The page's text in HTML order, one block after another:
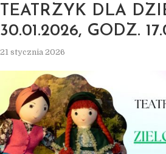
TEATRZYK DLA
30.01.2026, GODZ.
21 stycznia 2026